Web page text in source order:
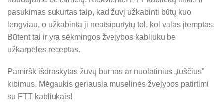
pasukimas sukurtas taip, kad žuvį užkabinti būtų kuo
lengviau, o užkabinta ji neatsipurtytų tol, kol valas įtemptas.
Būtent tai ir yra sėkmingos žvejybos kabliuku be
užkarpėlės receptas.
Pamiršk išdraskytas žuvų burnas ar nuolatinius „tuščius”
kibimus. Mėgaukis geriausia muselinės žvejybos patirtimi
su FTT kabliukais!